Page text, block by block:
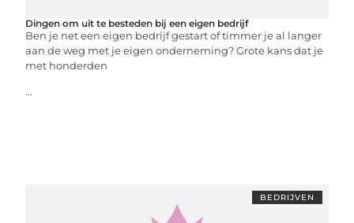
Dingen om uit te besteden bij een eigen bedrijf
Ben je net een eigen bedrijf gestart of timmer je al langer
aan de weg met je eigen onderneming? Grote kans dat je
met honderden
...
BEDRIJVEN